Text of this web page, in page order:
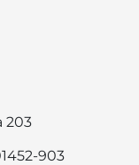
203
903